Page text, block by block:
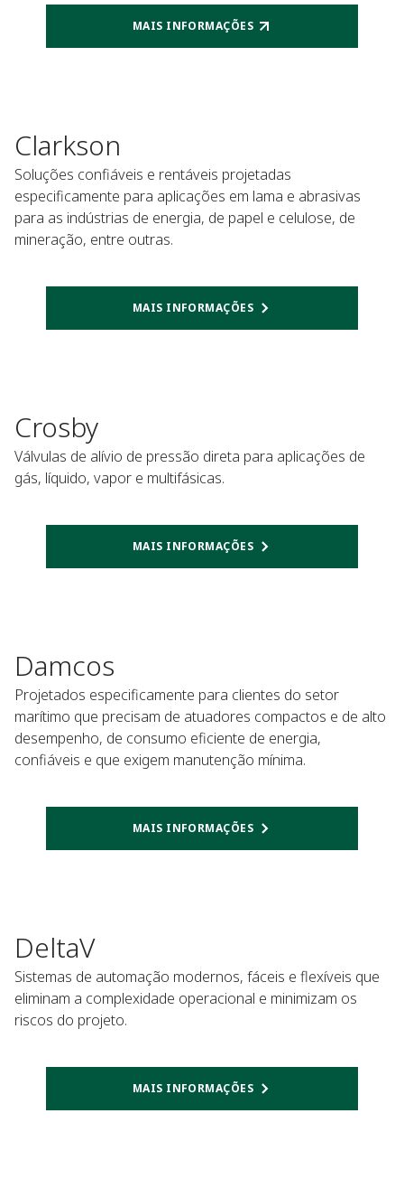
MAIS INFORMAÇÕES
Clarkson
Soluções confiáveis e rentáveis projetadas
especificamente para aplicações em lama e abrasivas
para as indústrias de energia, de papel e celulose, de
mineração, entre outras.
MAIS INFORMAÇÕES
Crosby
Válvulas de alívio de pressão direta para aplicações de
gás, líquido, vapor e multifásicas.
MAIS INFORMAÇÕES
Damcos
Projetados especificamente para clientes do setor
marítimo que precisam de atuadores compactos e de alto
desempenho, de consumo eficiente de energia,
confiáveis e que exigem manutenção mínima.
MAIS INFORMAÇÕES
DeltaV
Sistemas de automação modernos, fáceis e flexíveis que
eliminam a complexidade operacional e minimizam os
riscos do projeto.
MAIS INFORMAÇÕES